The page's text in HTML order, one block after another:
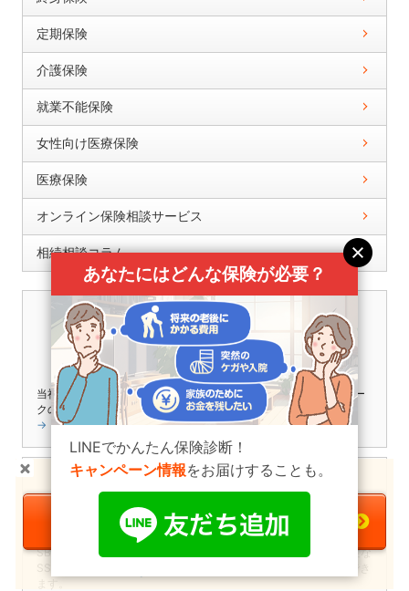
定期保険
介護保険
就業不能保険
女性向け医療保険
医療保険
オンライン保険相談サービス
相続相談コラム
当社は個人情報の取扱いを適切に行う企業としてプライバシーマー
クの使用を認められた認定事業者です。
→「個人情報保護方針」
WildcardSSL Certificate
SBIの保険比較インズウェブは、セキュリティー保護のため、高度な
ます。
あなたにはどんな保険が必要？
LINEでかんたん保険診断！
キャンペーン情報をお届けすることも。
＼ 持病 があってもあきらめない ！／
医療保険の一括資料請求へ